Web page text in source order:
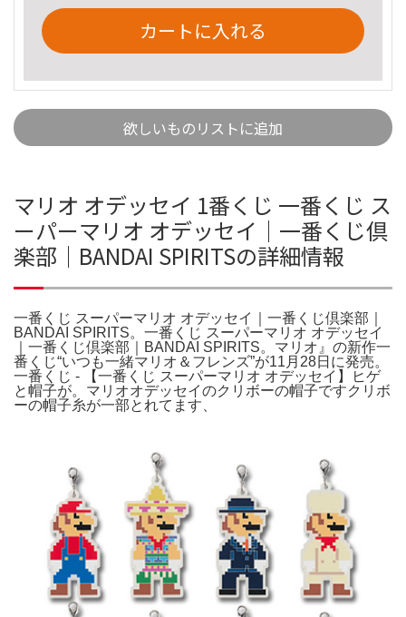
カートに入れる
欲しいものリストに追加
マリオ オデッセイ 1番くじ 一番くじ ス
ーパーマリオ オデッセイ｜一番くじ倶
楽部｜BANDAI SPIRITSの詳細情報
一番くじ スーパーマリオ オデッセイ｜一番くじ倶楽部｜
BANDAI SPIRITS。一番くじ スーパーマリオ オデッセイ
｜一番くじ倶楽部｜BANDAI SPIRITS。マリオ』の新作一
番くじ“いつも一緒マリオ＆フレンズ”が11月28日に発売。
一番くじ - 【一番くじ スーパーマリオ オデッセイ】ヒゲ
と帽子が。マリオオデッセイのクリボーの帽子ですクリボ
ーの帽子糸が一部とれてます、